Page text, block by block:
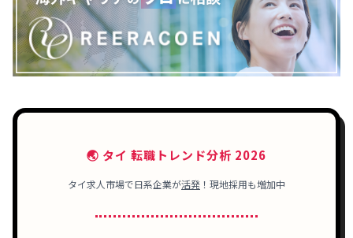
🌏 タイ 転職トレンド分析 2026
タイ求人市場で日系企業が活発 ！現地採用も増加中